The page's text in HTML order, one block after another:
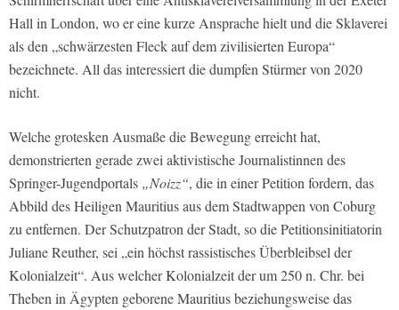
Hall in London, wo er eine kurze Ansprache hielt und die Sklaverei
als den „schwärzesten Fleck auf dem zivilisierten Europa“
bezeichnete. All das interessiert die dumpfen Stürmer von 2020
nicht.
Welche grotesken Ausmaße die Bewegung erreicht hat,
demonstrierten gerade zwei aktivistische Journalistinnen des
Springer-Jugendportals „Noizz“, die in einer Petition fordern, das
Abbild des Heiligen Mauritius aus dem Stadtwappen von Coburg
zu entfernen. Der Schutzpatron der Stadt, so die Petitionsinitiatorin
Juliane Reuther, sei „ein höchst rassistisches Überbleibsel der
Kolonialzeit“. Aus welcher Kolonialzeit der um 250 n. Chr. bei
Theben in Ägypten geborene Mauritius beziehungsweise das